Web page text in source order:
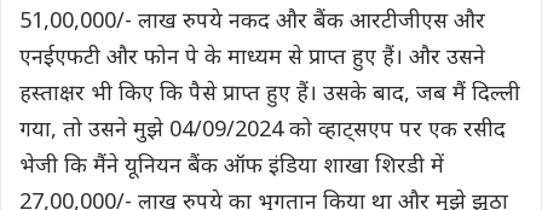
51,00,000/- लाख रुपये नकद और बैंक आरटीजीएस और
एनईएफटी और फोन पे के माध्यम से प्राप्त हुए हैं। और उसने
हस्ताक्षर भी किए कि पैसे प्राप्त हुए हैं। उसके बाद, जब मैं दिल्ली
गया, तो उसने मुझे 04/09/2024 को व्हाट्सएप पर एक रसीद
भेजी कि मैंने यूनियन बैंक ऑफ इंडिया शाखा शिरडी में
27,00,000/- लाख रुपये का भुगतान किया था और मुझे झूठा